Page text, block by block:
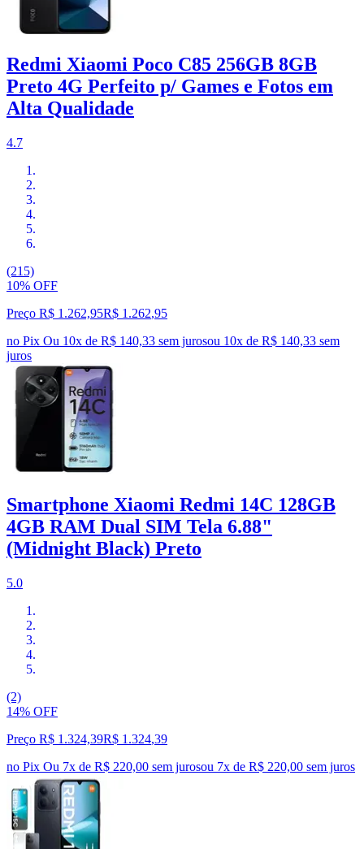
Redmi Xiaomi Poco C85 256GB 8GB
Preto 4G Perfeito p/ Games e Fotos em
Alta Qualidade
4.7
(215)
10% OFF
Preço R$ 1.262,95R$ 1.262,95
no Pix Ou 10x de R$ 140,33 sem jurosou 10x de R$ 140,33 sem
juros
Smartphone Xiaomi Redmi 14C 128GB
4GB RAM Dual SIM Tela 6.88"
(Midnight Black) Preto
5.0
(2)
14% OFF
Preço R$ 1.324,39R$ 1.324,39
no Pix Ou 7x de R$ 220,00 sem jurosou 7x de R$ 220,00 sem juros